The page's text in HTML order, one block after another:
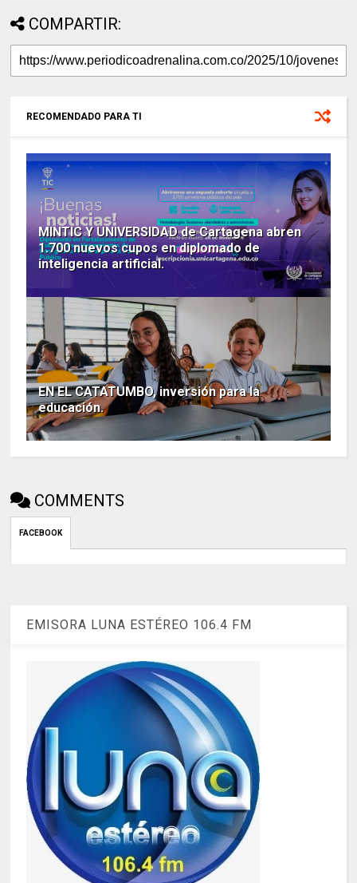
COMPARTIR:
RECOMENDADO PARA TI
MINTIC Y UNIVERSIDAD de Cartagena abren
1.700 nuevos cupos en diplomado de
inteligencia artificial.
EN EL CATATUMBO, inversión para la
educación.
COMMENTS
FACEBOOK
EMISORA LUNA ESTÉREO 106.4 FM